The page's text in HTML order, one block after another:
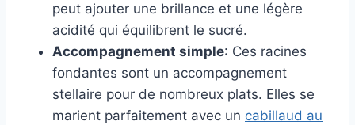
peut ajouter une brillance et une légère
acidité qui équilibrent le sucré.
Accompagnement simple: Ces racines
fondantes sont un accompagnement
stellaire pour de nombreux plats. Elles se
marient parfaitement avec un cabillaud au